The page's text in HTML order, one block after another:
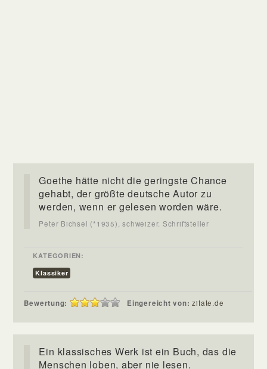
Goethe hätte nicht die geringste Chance
gehabt, der größte deutsche Autor zu
werden, wenn er gelesen worden wäre.
Peter Bichsel (*1935), schweizer. Schriftsteller
KATEGORIEN:
Klassiker
Bewertung: Eingereicht von:zitate.de
Ein klassisches Werk ist ein Buch, das die
Menschen loben, aber nie lesen.